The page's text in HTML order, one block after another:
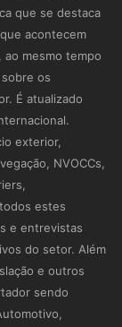
que se destaca
acontecem
ao mesmo tempo
os
É atualizado
exterior,
NVOCCs,
estes
e entrevistas
do setor. Além
e outros
sendo